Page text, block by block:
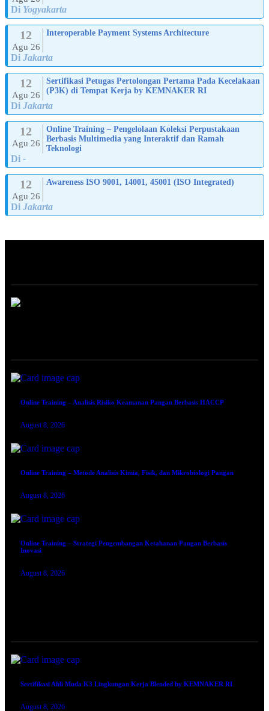
Di Yogyakarta
12
Agu 26
Interoperable Payment Systems Architecture
Di Jakarta
12
Agu 26
Sertifikasi Petugas Pertolongan Pertama Pada Kecelakaan
(P3K) di Tempat Kerja by KEMNAKER RI
Di Jakarta
12
Agu 26
Online Training – Pengelolaan Koleksi Perpustakaan
Berbasis Multimedia yang Interaktif dan Ramah
Teknologi
Di -
12
Agu 26
Awareness ISO 9001, 14001, 45001 (ISO Integrated)
Di Jakarta
Online Training – Analisis Risiko Keamanan Pangan Berbasis HACCP
August 8, 2026
Online Training – Metode Analisis Kimia, Fisik, dan Mikrobiologi Pangan
August 8, 2026
Online Training – Strategi Pengembangan Ketahanan Pangan Berbasis
Inovasi
August 8, 2026
Sertifikasi Ahli Muda K3 Lingkungan Kerja Blended by KEMNAKER RI
August 8, 2026